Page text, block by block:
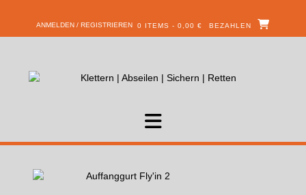
ANMELDEN / REGISTRIEREN 0 ITEMS - 0,00 € BEZAHLEN